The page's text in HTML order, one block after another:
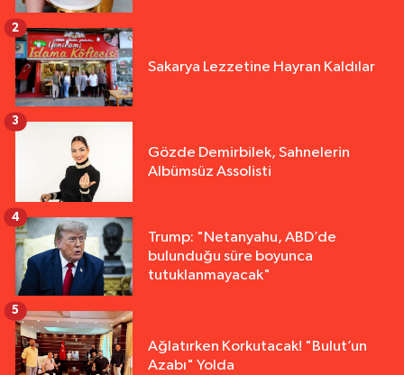
Sakarya Lezzetine Hayran Kaldılar
2
Gözde Demirbilek, Sahnelerin
Albümsüz Assolisti
3
Trump: "Netanyahu, ABD’de
bulunduğu süre boyunca
tutuklanmayacak"
4
Ağlatırken Korkutacak! "Bulut’un
Azabı" Yolda
5